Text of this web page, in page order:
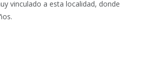
vinculado a esta localidad, donde